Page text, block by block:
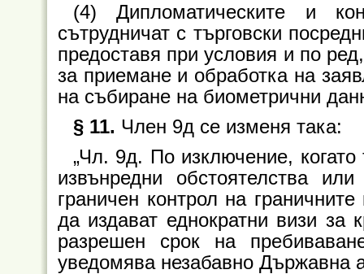
(4) Дипломатическите и
сътрудничат с търговски
предоставя при условия и по
за приемане и обработка на
на събиране на биометрични
§ 11. Член 9д се изменя така:
„Чл. 9д. По изключение,
извънредни обстоятелства
граничен контрол на
да издават еднократни визи за
разрешен срок на
уведомява незабавно Държавна